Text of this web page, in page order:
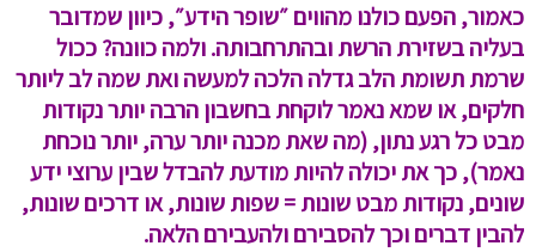
כאמור, הפעם כולנו מהווים ״שופר הידע״, כיוון שמדובר
בעליה בשזירת הרשת ובהתרחבותה. ולמה כוונה? ככול
שרמת תשומת הלב גדלה הלכה למעשה ואת שמה לב ליותר
חלקים, או שמא נאמר לוקחת בחשבון הרבה יותר נקודות
מבט כל רגע נתון, (מה שאת מכנה יותר ערה, יותר נוכחת
נאמר), כך את יכולה להיות מודעת להבדל שבין ערוצי ידע
שונים, נקודות מבט שונות = שפות שונות, או דרכים שונות,
להבין דברים וכך להסבירם ולהעבירם הלאה.